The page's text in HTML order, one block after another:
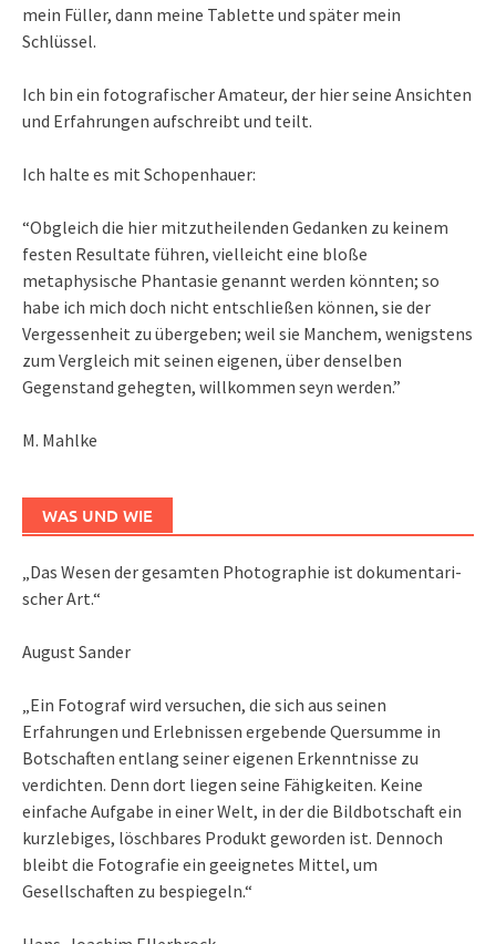
mein Füller, dann meine Tablette und später mein
Schlüssel.
Ich bin ein fotografischer Amateur, der hier seine Ansichten
und Erfahrungen aufschreibt und teilt.
Ich halte es mit Schopenhauer:
“Obgleich die hier mitzutheilenden Gedanken zu keinem
festen Resultate führen, vielleicht eine bloße
metaphysische Phantasie genannt werden könnten; so
habe ich mich doch nicht entschließen können, sie der
Vergessenheit zu übergeben; weil sie Manchem, wenigstens
zum Vergleich mit seinen eigenen, über denselben
Gegenstand gehegten, willkommen seyn werden.”
M. Mahlke
WAS UND WIE
„Das We­sen der ge­sam­ten Pho­to­gra­phie ist do­ku­men­ta­ri­
scher Art.“
August Sander
„Ein Fotograf wird versuchen, die sich aus seinen
Erfahrungen und Erlebnissen ergebende Quersumme in
Botschaften entlang seiner eigenen Erkenntnisse zu
verdichten. Denn dort liegen seine Fähigkeiten. Keine
einfache Aufgabe in einer Welt, in der die Bildbotschaft ein
kurzlebiges, löschbares Produkt geworden ist. Dennoch
bleibt die Fotografie ein geeignetes Mittel, um
Gesellschaften zu bespiegeln.“